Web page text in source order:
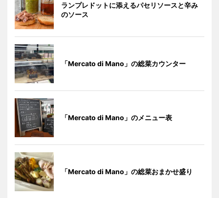
ランプレドットに添えるパセリソースと辛み
のソース
「Mercato di Mano」の総菜カウンター
「Mercato di Mano」のメニュー表
「Mercato di Mano」の総菜おまかせ盛り